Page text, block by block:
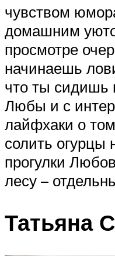
чувством
домашним
просмотре
начинаешь
что ты сидишь
Любы и с
лайфхаки о
солить огурцы
прогулки
лесу –
Татьяна